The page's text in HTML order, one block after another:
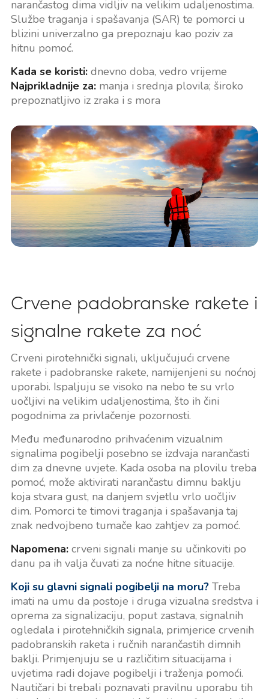
narančastog dima vidljiv na velikim udaljenostima.
Službe traganja i spašavanja (SAR) te pomorci u
blizini univerzalno ga prepoznaju kao poziv za
hitnu pomoć.
Kada se koristi:dnevno doba, vedro vrijeme
Najprikladnije za:manja i srednja plovila; široko
prepoznatljivo iz zraka i s mora
Crvene padobranske rakete i
signalne rakete za noć
Crveni pirotehnički signali, uključujući crvene
rakete i padobranske rakete, namijenjeni su noćnoj
uporabi. Ispaljuju se visoko na nebo te su vrlo
uočljivi na velikim udaljenostima, što ih čini
pogodnima za privlačenje pozornosti.
Među međunarodno prihvaćenim vizualnim
signalima pogibelji posebno se izdvaja narančasti
dim za dnevne uvjete. Kada osoba na plovilu treba
pomoć, može aktivirati narančastu dimnu baklju
koja stvara gust, na danjem svjetlu vrlo uočljiv
dim. Pomorci te timovi traganja i spašavanja taj
znak nedvojbeno tumače kao zahtjev za pomoć.
Napomena:crveni signali manje su učinkoviti po
danu pa ih valja čuvati za noćne hitne situacije.
Koji su glavni signali pogibelji na moru?Treba
imati na umu da postoje i druga vizualna sredstva i
oprema za signalizaciju, poput zastava, signalnih
ogledala i pirotehničkih signala, primjerice crvenih
padobranskih raketa i ručnih narančastih dimnih
baklji. Primjenjuju se u različitim situacijama i
uvjetima radi dojave pogibelji i traženja pomoći.
Nautičari bi trebali poznavati pravilnu uporabu tih